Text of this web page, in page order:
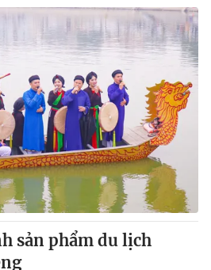
sản phẩm du lịch